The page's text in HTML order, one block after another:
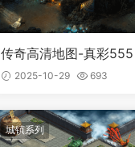
传奇高清地图-真彩555
2025-10-29 693
城镇系列